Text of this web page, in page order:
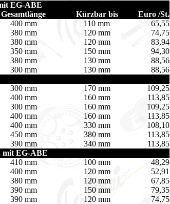
EG-ABE
Gesamtlänge Kürzbar bis
Euro /St.
400 mm 110 mm
65,55
380 mm 120 mm
74,75
380 mm 120 mm
83,94
350 mm 150 mm
94,30
380 mm 130 mm
88,56
300 mm 130 mm
88,56
300 mm 170 mm
109,25
400 mm 160 mm
113,85
300 mm 160 mm
109,25
400 mm 160 mm
113,85
400 mm 330 mm
108,10
450 mm 380 mm
113,85
390 mm 340 mm
113,85
mit EG-ABE
410 mm 100 mm
48,29
400 mm 120 mm
52,91
380 mm 120 mm
67,85
390 mm 150 mm
79,35
390 mm 120 mm 74,75